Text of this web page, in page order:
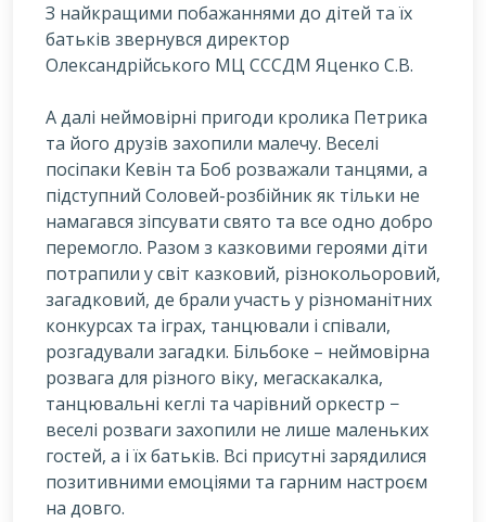
З найкращими побажаннями до дітей та їх
батьків звернувся директор
Олександрійського МЦ СССДМ Яценко С.В.
А далі неймовірні пригоди кролика Петрика
та його друзів захопили малечу. Веселі
посіпаки Кевін та Боб розважали танцями, а
підступний Соловей-розбійник як тільки не
намагався зіпсувати свято та все одно добро
перемогло. Разом з казковими героями діти
потрапили у світ казковий, різнокольоровий,
загадковий, де брали участь у різноманітних
конкурсах та іграх, танцювали і співали,
розгадували загадки. Більбоке – неймовірна
розвага для різного віку, мегаскакалка,
танцювальні кеглі та чарівний оркестр −
веселі розваги захопили не лише маленьких
гостей, а і їх батьків. Всі присутні зарядилися
позитивними емоціями та гарним настроєм
на довго.